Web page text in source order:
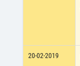
20-02-2019